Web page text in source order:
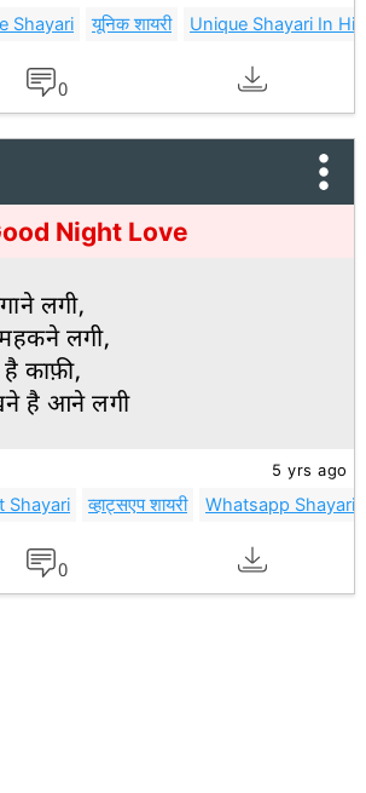
Shayari यूनिक शायरी Unique Shayari In
0
Good Night Love
लगी,
लगी,
है काफ़ी,
है आने लगी
5 yrs ago
Shayari व्हाट्सएप शायरी Whatsapp Shayari
0